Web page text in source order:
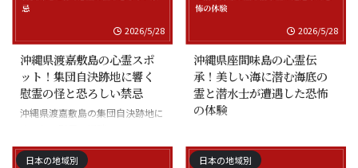
2026/5/28
沖縄県渡嘉敷島の心霊スポ
ット！集団自決跡地に響く
慰霊の怪と恐ろしい禁忌
沖縄県渡嘉敷島の集団自決跡地に
2026/5/28
沖縄県座間味島の心霊伝
承！美しい海に潜む海底の
霊と潜水士が遭遇した恐怖
の体験
士の怪談
日本の地域別 日本の地域別